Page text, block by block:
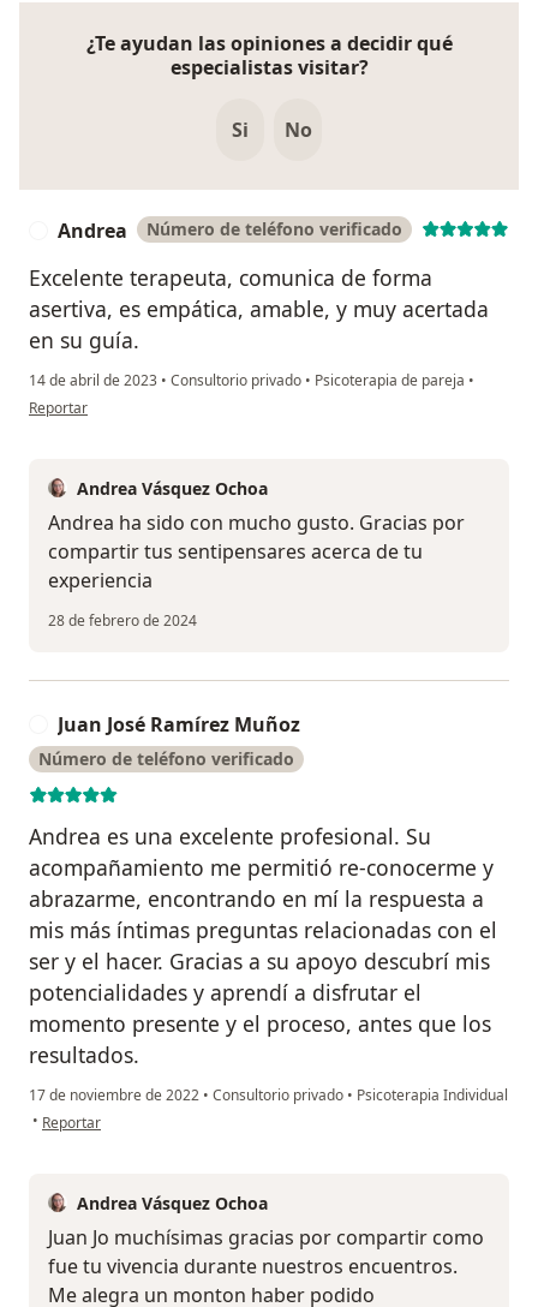
¿Te ayudan las opiniones a decidir qué
especialistas visitar?
Si No
Andrea Número de teléfono verificado
Excelente terapeuta, comunica de forma
asertiva, es empática, amable, y muy acertada
en su guía.
14 de abril de 2023 • Consultorio privado • Psicoterapia de pareja •
en opinión del usuario Andrea
Reportar
Andrea Vásquez Ochoa
Andrea ha sido con mucho gusto. Gracias por
compartir tus sentipensares acerca de tu
experiencia
28 de febrero de 2024
Juan José Ramírez Muñoz
Número de teléfono verificado
Andrea es una excelente profesional. Su
acompañamiento me permitió re-conocerme y
abrazarme, encontrando en mí la respuesta a
mis más íntimas preguntas relacionadas con el
ser y el hacer. Gracias a su apoyo descubrí mis
potencialidades y aprendí a disfrutar el
momento presente y el proceso, antes que los
resultados.
17 de noviembre de 2022 • Consultorio privado • Psicoterapia Individual
• en opinión del usuario Juan José Ramírez Muñoz
Reportar
Andrea Vásquez Ochoa
Juan Jo muchísimas gracias por compartir como
fue tu vivencia durante nuestros encuentros.
Me alegra un monton haber podido